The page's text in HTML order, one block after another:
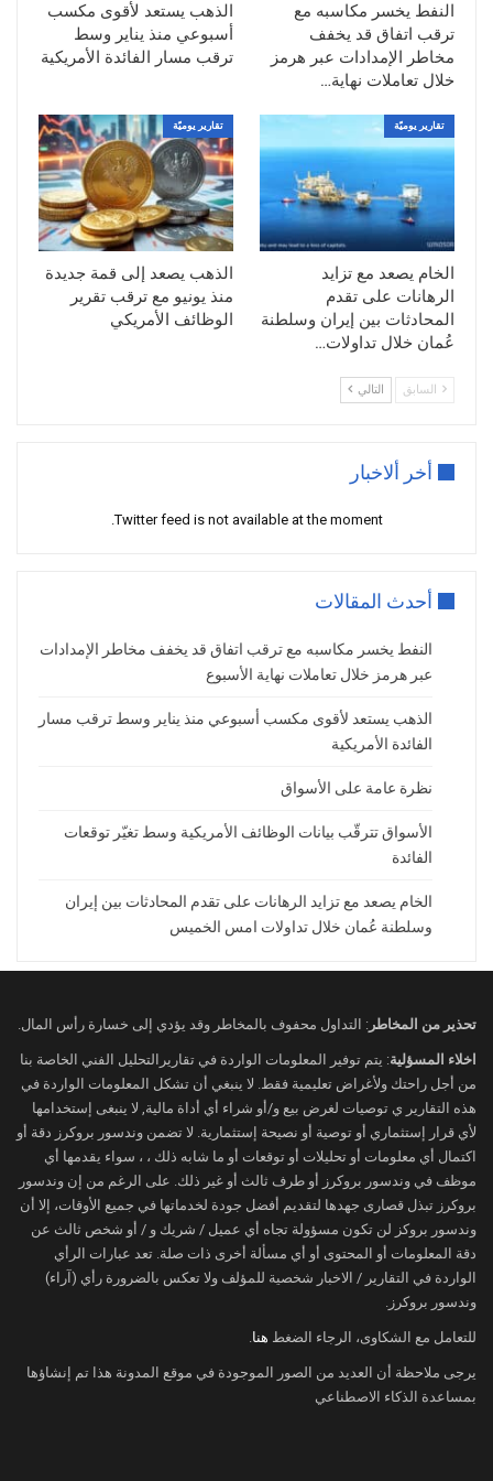
الترقب التي تسيطر على الأسواق، في ظل
انتظار ما ستسفر عنه المساعي الدبلوماسية
بين الولايات المتحدة وإيران.
المحادثات الدبلوماسية تعزز ثقة الأسواق
أعلنت وزارة الخارجية القطرية أن الوسطاء
من قطر وباكستان أنهوا جولة من الاجتماعات
المنفصلة مع الوفدين الأمريكي والإيراني في
العاصمة الدوحة، مؤكدة تحقيق“تقدم إيجابي”
في الملفات المرتبطة بمذكرة التفاهم الموقعة
بين الجانبين.
وجاء ذلك بعد انطلاق المفاوضات غير المباشرة
مطلع الأسبوع، حيث أجرى المبعوث الأمريكي
الخاصستيف ويتكوف
المسؤولين الإيرانيين.
من تفاؤل الأسواق، بعدما أكد أن
نتائجها ستتضح خلال الفترة المقبلة.
الدبلوماسي قد يحد من احتمالات اندلاع
مواجهة جديدة، بما يقلص علاوة المخاطر
الجيوسياسية التي دعمت أسعار النفط خلال
الأشهر الماضية.
انحسار مخاوف الإمدادات يدعم استقرار
ساهمت مؤشرات التهدئة السياسية في
القادمة من الشرق الأوسط، خاصة بعد
التوترات العسكرية التي شهدتها المنطقة خلال
الأسابيع الأخيرة، والتي أثارت مخاوف من
وكانت المواجهات الأخيرة قد هددت اتفاق
وقف إطلاق النار المؤقت بين الولايات المتحدة
وإيران، عقب استهداف سفن تجارية في
المنطقة، قبل أن تعود الجهود الدبلوماسية إلى
الواجهة وتعيد قدرًا من الثقة للأسواق.
ويراهن المتعاملون على أن استمرار الحوار
بين الطرفين سيضمن الحفاظ على تدفقات
النفط دون اضطرابات كبيرة، وهو ما يحد من
احتمالات ارتفاع الأسعار بفعل مخاطر
الإمدادات.
تعافي الملاحة في مضيق هرمز يخفف الضغوط
أشارت مؤسسةINGإلى أن أسواق النفط
أصبحت أكثر اطمئنانًا تجاه استقرار الإمدادات
النفط يخسر مكاسبه مع
ترقب اتفاق قد يخفف
مخاطر الإمدادات عبر هرمز
خلال تعاملات نهاية…
الذهب يستعد لأقوى مكسب
أسبوعي منذ يناير وسط
ترقب مسار الفائدة الأمريكية
تقارير يوميّة
الخام يصعد مع تزايد
الرهانات على تقدم
المحادثات بين إيران وسلطنة
عُمان خلال تداولات…
تقارير يوميّة
الذهب يصعد إلى قمة جديدة
منذ يونيو مع ترقب تقرير
الوظائف الأمريكي
السابق التالي
أخر ألاخبار
Twitter feed is not available at the moment.
أحدث المقالات
النفط يخسر مكاسبه مع ترقب اتفاق قد يخفف مخاطر الإمدادات
عبر هرمز خلال تعاملات نهاية الأسبوع
الذهب يستعد لأقوى مكسب أسبوعي منذ يناير وسط ترقب مسار
الفائدة الأمريكية
نظرة عامة على الأسواق
الأسواق تترقّب بيانات الوظائف الأمريكية وسط تغيّر توقعات
الفائدة
الخام يصعد مع تزايد الرهانات على تقدم المحادثات بين إيران
وسلطنة عُمان خلال تداولات امس الخميس
تحذير من المخاطر : التداول محفوف بالمخاطر وقد يؤدي إلى خسارة رأس المال.
اخلاء المسؤلية: يتم توفير المعلومات الواردة في تقاريرالتحليل الفني الخاصة بنا
من أجل راحتك ولأغراض تعليمية فقط. لا ينبغي أن تشكل المعلومات الواردة في
هذه التقارير ي توصيات لغرض بيع و/أو شراء أي أداة مالية, لا ينبغى إستخدامها
لأي قرار إستثماري أو توصية أو نصيحة إستثمارية. لا تضمن وندسور بروكرز دقة أو
اكتمال أي معلومات أو تحليلات أو توقعات أو ما شابه ذلك ، ، سواء يقدمها أي
موظف في وندسور بروكرز أو طرف ثالث أو غير ذلك. على الرغم من إن وندسور
بروكرز تبذل قصارى جهدها لتقديم أفضل جودة لخدماتها في جميع الأوقات، إلا أن
وندسور بروكز لن تكون مسؤولة تجاه أي عميل / شريك و / أو شخص ثالث عن
دقة المعلومات أو المحتوى أو أي مسألة أخرى ذات صلة. تعد عبارات الرأي
الواردة في التقارير / الاخبار شخصية للمؤلف ولا تعكس بالضرورة رأي (آراء)
وندسور بروكرز.
للتعامل مع الشكاوى، الرجاء الضغط هنا
يرجى ملاحظة أن العديد من الصور الموجودة في موقع المدونة هذا تم إنشاؤها
بمساعدة الذكاء الاصطناعي